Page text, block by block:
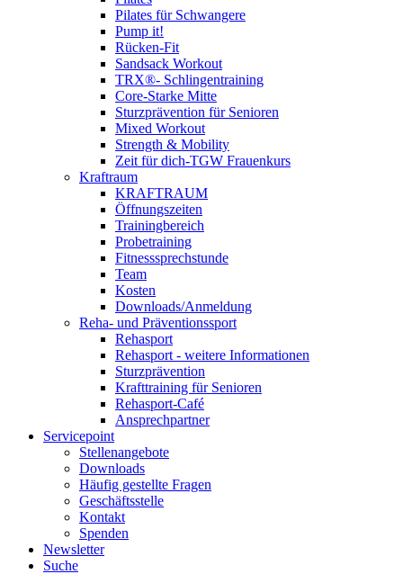
Pilates für Schwangere
Pump it!
Rücken-Fit
Sandsack Workout
TRX®- Schlingentraining
Core-Starke Mitte
Sturzprävention für Senioren
Mixed Workout
Strength & Mobility
Zeit für dich-TGW Frauenkurs
Kraftraum
KRAFTRAUM
Öffnungszeiten
Trainingbereich
Probetraining
Fitnesssprechstunde
Team
Kosten
Downloads/Anmeldung
Reha- und Präventionssport
Rehasport
Rehasport - weitere Informationen
Sturzprävention
Krafttraining für Senioren
Rehasport-Café
Ansprechpartner
Servicepoint
Stellenangebote
Downloads
Häufig gestellte Fragen
Geschäftsstelle
Kontakt
Spenden
Newsletter
Suche